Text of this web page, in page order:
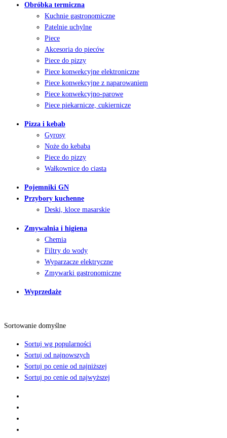
Obróbka termiczna
Kuchnie gastronomiczne
Patelnie uchylne
Piece
Akcesoria do pieców
Piece do pizzy
Piece konwekcyjne elektroniczne
Piece konwekcyjne z naparowaniem
Piece konwekcyjno-parowe
Piece piekarnicze, cukiernicze
Pizza i kebab
Gyrosy
Noże do kebaba
Piece do pizzy
Wałkownice do ciasta
Pojemniki GN
Przybory kuchenne
Deski, kloce masarskie
Zmywalnia i higiena
Chemia
Filtry do wody
Wyparzacze elektryczne
Zmywarki gastronomiczne
Wyprzedaże
Sortowanie domyślne
Sortuj wg popularności
Sortuj od najnowszych
Sortuj po cenie od najniższej
Sortuj po cenie od najwyższej